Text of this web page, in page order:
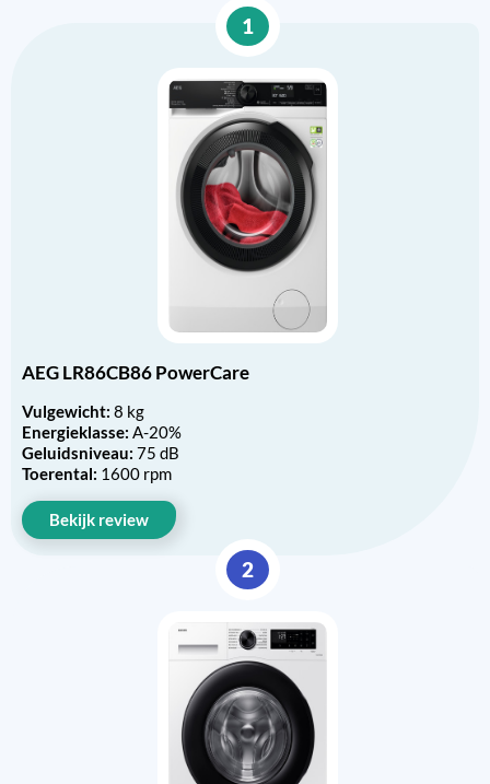
1
AEG LR86CB86 PowerCare
Vulgewicht: 8 kg
Energieklasse: A-20%
Geluidsniveau: 75 dB
Toerental: 1600 rpm
Bekijk review
2